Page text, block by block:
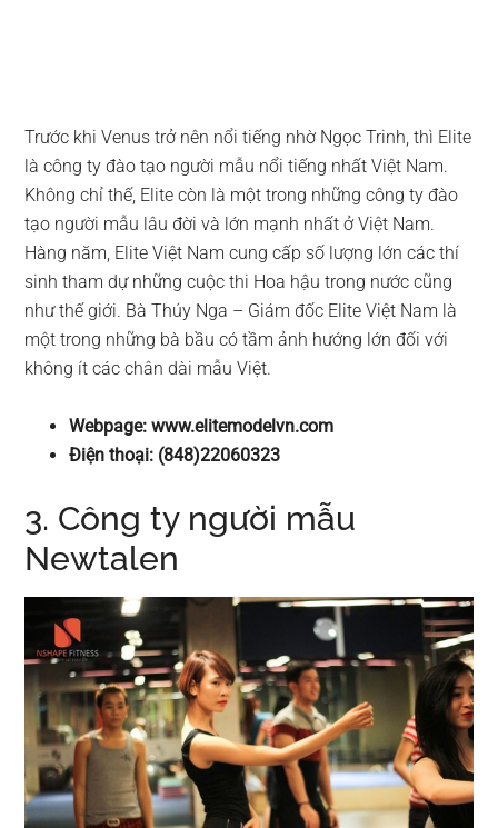
Trước khi Venus trở nên nổi tiếng nhờ Ngọc Trinh, thì Elite
là công ty đào tạo người mẫu nổi tiếng nhất Việt Nam.
Không chỉ thế, Elite còn là một trong những công ty đào
tạo người mẫu lâu đời và lớn mạnh nhất ở Việt Nam.
Hàng năm, Elite Việt Nam cung cấp số lượng lớn các thí
sinh tham dự những cuộc thi Hoa hậu trong nước cũng
như thế giới. Bà Thúy Nga – Giám đốc Elite Việt Nam là
một trong những bà bầu có tầm ảnh hướng lớn đối với
không ít các chân dài mẫu Việt.
Webpage: www.elitemodelvn.com
Điện thoại: (848)22060323
3. Công ty người mẫu
Newtalen